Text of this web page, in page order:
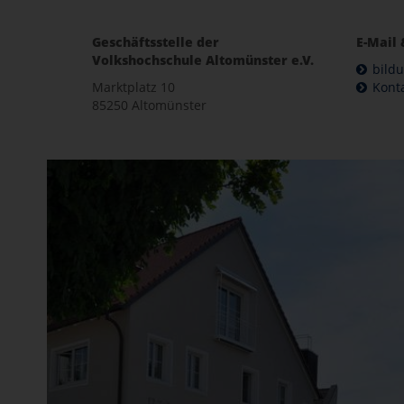
Geschäftsstelle der
Volkshochschule Altomünster e.V.
Marktplatz 10
85250 Altomünster
E-Mail